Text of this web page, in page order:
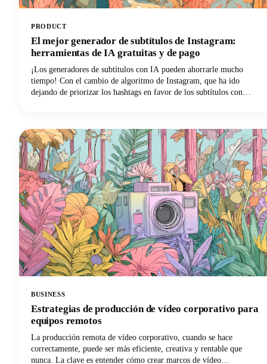
PRODUCT
El mejor generador de subtítulos de Instagram:
herramientas de IA gratuitas y de pago
¡Los generadores de subtítulos con IA pueden ahorrarle mucho
tiempo! Con el cambio de algoritmo de Instagram, que ha ido
dejando de priorizar los hashtags en favor de los subtítulos con
buscan ser descubiertos. En esta guía se explican los principales
generadores de subtítulos de Instagram gratuitos y de pago y cómo
utilizarlos de forma eficaz para crear subtítulos que generen
resultados reales.
BUSINESS
Estrategias de producción de vídeo corporativo para
equipos remotos
La producción remota de vídeo corporativo, cuando se hace
correctamente, puede ser más eficiente, creativa y rentable que
nunca. La clave es entender cómo crear marcos de vídeo